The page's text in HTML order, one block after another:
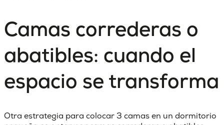
Camas correderas o
abatibles: cuando el
espacio se transforma
Otra estrategia para colocar 3 camas en un dormitorio